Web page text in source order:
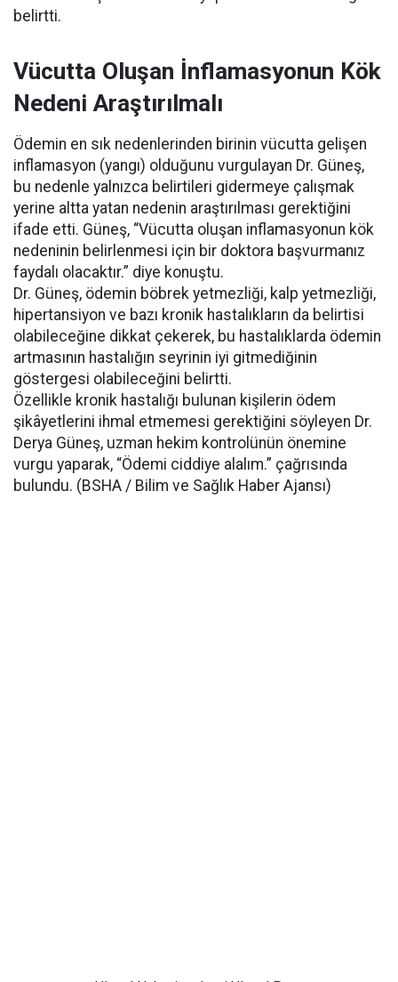
belirtti.
Vücutta Oluşan İnflamasyonun Kök
Nedeni Araştırılmalı
Ödemin en sık nedenlerinden birinin vücutta gelişen
inflamasyon (yangı) olduğunu vurgulayan Dr. Güneş,
bu nedenle yalnızca belirtileri gidermeye çalışmak
yerine altta yatan nedenin araştırılması gerektiğini
ifade etti. Güneş, “Vücutta oluşan inflamasyonun kök
nedeninin belirlenmesi için bir doktora başvurmanız
faydalı olacaktır.” diye konuştu.
Dr. Güneş, ödemin böbrek yetmezliği, kalp yetmezliği,
hipertansiyon ve bazı kronik hastalıkların da belirtisi
olabileceğine dikkat çekerek, bu hastalıklarda ödemin
artmasının hastalığın seyrinin iyi gitmediğinin
göstergesi olabileceğini belirtti.
Özellikle kronik hastalığı bulunan kişilerin ödem
şikâyetlerini ihmal etmemesi gerektiğini söyleyen Dr.
Derya Güneş, uzman hekim kontrolünün önemine
vurgu yaparak, “Ödemi ciddiye alalım.” çağrısında
bulundu. (BSHA / Bilim ve Sağlık Haber Ajansı)